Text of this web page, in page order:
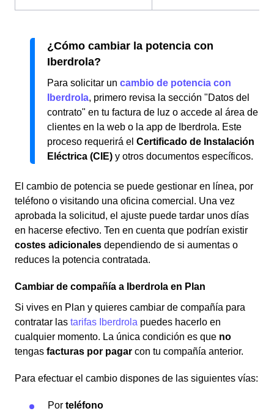
¿Cómo cambiar la potencia con
Iberdrola?
Para solicitar un cambio de potencia con
Iberdrola, primero revisa la sección "Datos del
contrato" en tu factura de luz o accede al área de
clientes en la web o la app de Iberdrola. Este
proceso requerirá el Certificado de Instalación
Eléctrica (CIE) y otros documentos específicos.
El cambio de potencia se puede gestionar en línea, por
teléfono o visitando una oficina comercial. Una vez
aprobada la solicitud, el ajuste puede tardar unos días
en hacerse efectivo. Ten en cuenta que podrían existir
costes adicionales dependiendo de si aumentas o
reduces la potencia contratada.
Cambiar de compañía a Iberdrola en Plan
Si vives en Plan y quieres cambiar de compañía para
contratar las tarifas Iberdrola puedes hacerlo en
cualquier momento. La única condición es que no
tengas facturas por pagar con tu compañía anterior.
Para efectuar el cambio dispones de las siguientes vías:
Por teléfono